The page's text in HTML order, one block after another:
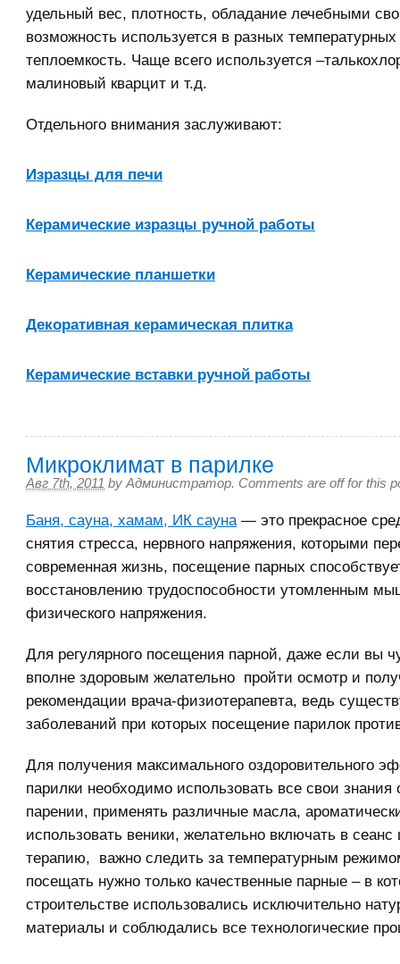
удельный вес, плотность, обладание лечебными
возможность используется в разных
теплоемкость. Чаще всего используется
малиновый кварцит и т.д.
Отдельного внимания заслуживают:
Изразцы для печи
Керамические изразцы ручной работы
Керамические планшетки
Декоративная керамическая плитка
Керамические вставки ручной работы
Микроклимат в парилке
Авг 7th, 2011 by Администратор. Comments are off for this
Баня, сауна, хамам, ИК сауна— это прекрасное
снятия стресса, нервного напряжения, которыми
современная жизнь, посещение парных
восстановлению трудоспособности утомленным
физического напряжения.
Для регулярного посещения парной, даже если вы
вполне здоровым желательно пройти осмотр и
рекомендации врача-физиотерапевта, ведь
заболеваний при которых посещение парилок
Для получения максимального оздоровительного
парилки необходимо использовать все свои знания
парении, применять различные масла,
использовать веники, желательно включать в сеанс
терапию, важно следить за температурным
посещать нужно только качественные парные – в
строительстве использовались исключительно
материалы и соблюдались все технологические